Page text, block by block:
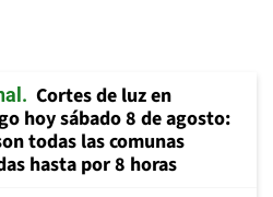
Cortes de luz en
hoy sábado 8 de agosto:
todas las comunas
hasta por 8 horas